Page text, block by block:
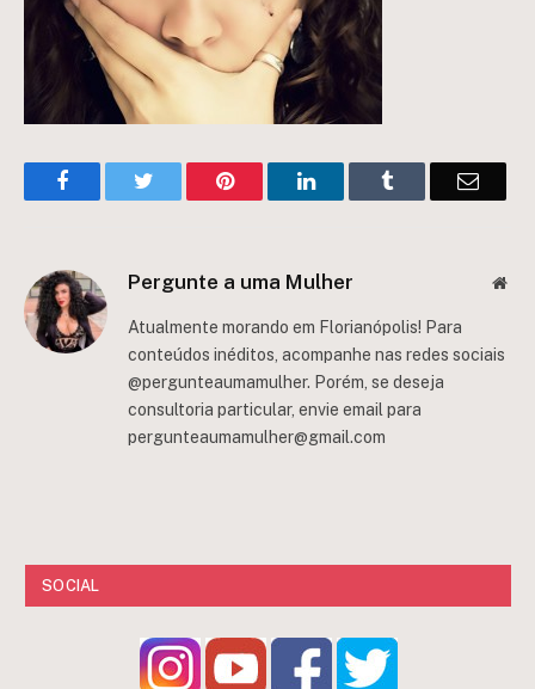
FacebookTwitter Pinterest LinkedInTumblr Email
Pergunte a uma Mulher
Atualmente morando em Florianópolis! Para
conteúdos inéditos, acompanhe nas redes sociais
@pergunteaumamulher. Porém, se deseja
consultoria particular, envie email para
pergunteaumamulher@gmail.com
SOCIAL